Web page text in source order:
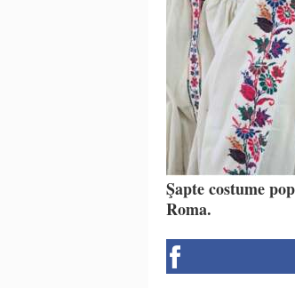
Şapte costume
Roma.